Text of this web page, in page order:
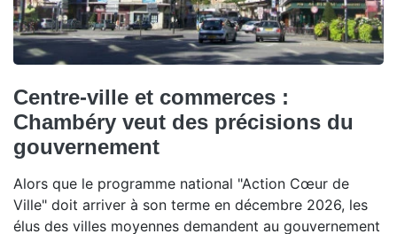
Centre-ville et commerces :
Chambéry veut des précisions du
gouvernement
Alors que le programme national "Action Cœur de
Ville" doit arriver à son terme en décembre 2026, les
élus des villes moyennes demandent au gouvernement